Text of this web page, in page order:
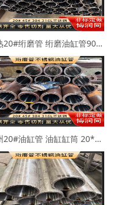
常熟20#绗磨管 绗磨油缸管90*114 100*110
苏州20#油缸管 油缸缸筒 20*30 40*50